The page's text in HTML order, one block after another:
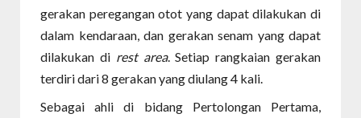
gerakan peregangan otot yang dapat dilakukan di
dalam kendaraan, dan gerakan senam yang dapat
dilakukan di rest area. Setiap rangkaian gerakan
terdiri dari 8 gerakan yang diulang 4 kali.
Sebagai ahli di bidang Pertolongan Pertama,